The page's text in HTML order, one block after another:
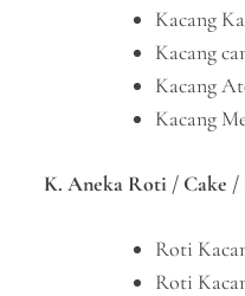
Kacang
Kacang
Kacang
Kacang
K. Aneka Roti / Cake
Roti
Roti